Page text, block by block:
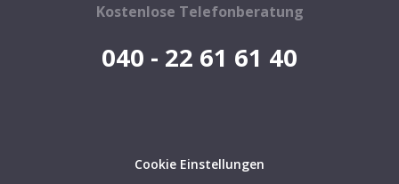
Kostenlose Telefonberatung
040 - 22 61 61 40
Cookie Einstellungen